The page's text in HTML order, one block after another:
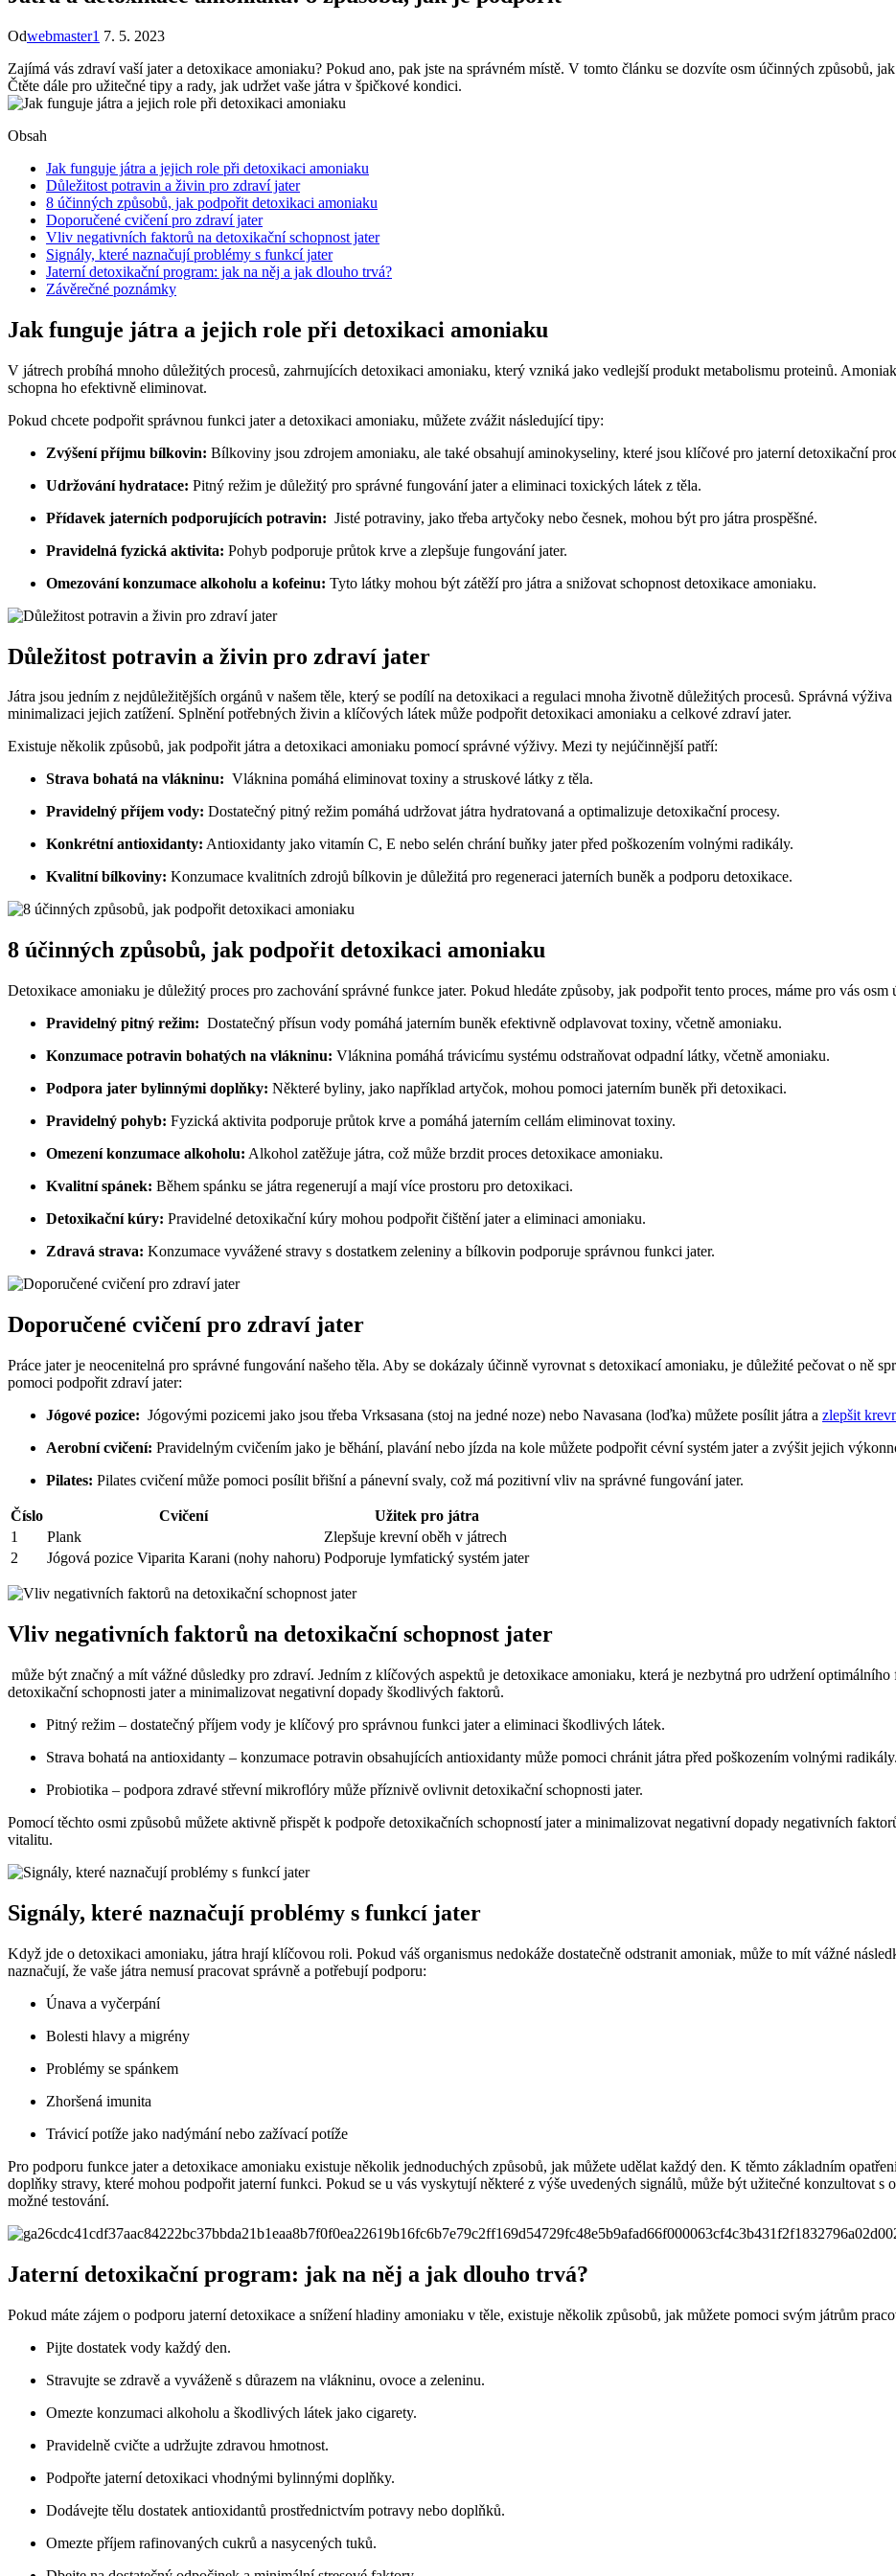
Odwebmaster1 7. 5. 2023
Zajímá ⁣vás zdraví vaší jater a detoxikace amoniaku? Pokud ‍ano, pak jste na správném‌ místě. V tomto ⁣článku se dozvíte osm účinných‍ způsobů,
Čtěte dále pro ‍užitečné tipy a rady, jak udržet ⁣vaše játra⁤ v špičkové ⁢kondici.
Obsah
Jak funguje játra⁤ a jejich role při detoxikaci amoniaku
Důležitost potravin‌ a živin pro ⁣zdraví ⁤jater
8 ‌účinných způsobů, jak podpořit⁢ detoxikaci ‌amoniaku
Doporučené cvičení pro‌ zdraví jater
Vliv ‌negativních faktorů na detoxikační ​schopnost jater
Signály, které naznačují problémy s funkcí jater
Jaterní detoxikační program: jak na něj a‌ jak dlouho trvá?
Závěrečné poznámky
Jak funguje játra⁤ a jejich role při detoxikaci amoniaku
V játrech probíhá ‍mnoho‍ důležitých procesů,⁣ zahrnujících detoxikaci ‌amoniaku, který vzniká jako vedlejší produkt metabolismu⁣ proteinů.
schopna ho efektivně eliminovat.
Pokud chcete⁤ podpořit⁤ správnou funkci jater a detoxikaci amoniaku, můžete zvážit následující ⁤tipy:
Zvýšení příjmu⁤ bílkovin: Bílkoviny‌ jsou⁤ zdrojem amoniaku, ale také obsahují aminokyseliny,⁤ které jsou klíčové ⁣pro jaterní detoxikační
Udržování hydratace: ‌Pitný ⁢režim je důležitý⁢ pro‍ správné fungování jater a eliminaci ⁤toxických látek z těla.
Přídavek jaterních podporujících potravin: ​ Jisté potraviny, jako třeba​ artyčoky nebo česnek, ‍mohou​ být ​pro játra prospěšné.
Pravidelná fyzická aktivita: Pohyb podporuje průtok krve a zlepšuje ⁤fungování jater.
Omezování konzumace alkoholu a kofeinu: ⁢Tyto látky ‍mohou‌ být⁢ zátěží pro játra a snižovat schopnost ⁤detoxikace amoniaku.
Důležitost potravin‌ a živin pro ⁣zdraví ⁤jater
Játra⁣ jsou jedním z⁤ nejdůležitějších ⁤orgánů v ⁣našem těle, který se podílí na detoxikaci a⁢ regulaci mnoha životně⁢ důležitých procesů. ⁤Správná
minimalizaci jejich⁤ zatížení. Splnění potřebných živin ‌a klíčových⁢ látek může podpořit detoxikaci amoniaku a celkové zdraví jater.
Existuje několik způsobů, jak podpořit ⁣játra a ‌detoxikaci amoniaku‌ pomocí správné výživy. Mezi ty⁣ nejúčinnější patří:
Strava​ bohatá ⁤na vlákninu: ‌ Vláknina pomáhá ​eliminovat toxiny a struskové ⁢látky z těla.
Pravidelný příjem vody: Dostatečný pitný režim​ pomáhá udržovat játra hydratovaná a optimalizuje detoxikační procesy.
Konkrétní antioxidanty: Antioxidanty⁤ jako vitamín‍ C, E nebo selén chrání buňky⁤ jater‍ před poškozením volnými radikály.
Kvalitní bílkoviny: Konzumace kvalitních zdrojů bílkovin je‍ důležitá pro regeneraci⁤ jaterních buněk a⁤ podporu ​detoxikace.
8 ‌účinných způsobů, jak podpořit⁢ detoxikaci ‌amoniaku
Detoxikace ⁤amoniaku je ⁤důležitý proces⁢ pro zachování správné funkce ⁢jater. Pokud hledáte způsoby, jak podpořit⁤ tento ⁢proces, máme pro vás⁤ osm
Pravidelný pitný⁤ režim: ​ Dostatečný přísun vody pomáhá⁤ jaterním ‌buněk efektivně odplavovat toxiny,⁣ včetně amoniaku.
Konzumace potravin bohatých na vlákninu: Vláknina pomáhá trávicímu systému odstraňovat odpadní ​látky, včetně amoniaku.
Podpora jater bylinnými doplňky: Některé byliny, jako ⁤například artyčok, mohou pomoci‌ jaterním buněk‍ při ‌detoxikaci.
Pravidelný pohyb: Fyzická ⁢aktivita‍ podporuje ⁣průtok krve a pomáhá jaterním cellám eliminovat⁣ toxiny.
Omezení konzumace alkoholu: Alkohol zatěžuje játra, což může brzdit ​proces‍ detoxikace ‍amoniaku.
Kvalitní ‌spánek: Během spánku ​se játra regenerují a mají více prostoru pro detoxikaci.
Detoxikační kúry: ⁤Pravidelné⁢ detoxikační kúry mohou podpořit čištění jater a eliminaci amoniaku.
Zdravá strava: Konzumace vyvážené stravy s dostatkem zeleniny ​a bílkovin podporuje správnou‌ funkci‌ jater.
Doporučené cvičení pro‌ zdraví jater
Práce ⁤jater ​je neocenitelná pro správné fungování ‍našeho těla. Aby se dokázaly ⁣účinně vyrovnat s detoxikací amoniaku, je důležité pečovat ⁣o ně⁣
pomoci podpořit zdraví⁣ jater:
Jógové pozice: ⁤ Jógovými pozicemi jako jsou třeba Vrksasana ‍(stoj na jedné noze) nebo Navasana (loďka) můžete posílit⁣ játra a zlepšit
Aerobní cvičení: Pravidelným cvičením jako⁣ je⁣ běhání, plavání nebo jízda na⁢ kole můžete⁣ podpořit ‍cévní systém‌ jater⁣ a ⁤zvýšit jejich
Pilates: Pilates ⁣cvičení může pomoci posílit břišní a pánevní svaly, což má pozitivní⁣ vliv na správné fungování ‌jater.
Číslo Cvičení
Užitek pro⁣ játra
1
Plank
Zlepšuje krevní oběh v játrech
2
Jógová pozice Viparita Karani (nohy​ nahoru) Podporuje lymfatický ⁢systém jater
Vliv ‌negativních faktorů na detoxikační ​schopnost jater
může být značný a mít ⁣vážné důsledky pro zdraví. Jedním z​ klíčových aspektů je detoxikace amoniaku,⁣ která ⁣je nezbytná⁢ pro udržení
detoxikační⁤ schopnosti jater ⁤a minimalizovat negativní dopady škodlivých faktorů.
Pitný⁤ režim⁣ – dostatečný příjem ‌vody je ‍klíčový pro správnou⁢ funkci jater‍ a⁢ eliminaci škodlivých látek.
Strava bohatá na antioxidanty‌ – konzumace ‍potravin obsahujících antioxidanty může pomoci chránit​ játra před poškozením volnými radikály.
Probiotika – ‍podpora zdravé střevní mikroflóry⁣ může příznivě ovlivnit detoxikační schopnosti jater.
Pomocí těchto osmi ‍způsobů můžete aktivně ‍přispět k podpoře detoxikačních schopností jater a minimalizovat negativní ⁣dopady negativních
vitalitu.
Signály, které naznačují problémy s funkcí jater
Když⁢ jde o detoxikaci amoniaku, játra ​hrají klíčovou‌ roli. Pokud váš organismus nedokáže dostatečně ‌odstranit amoniak, může to mít⁣ vážné
naznačují, že⁤ vaše játra nemusí pracovat správně a potřebují podporu:
Únava a vyčerpání
Bolesti hlavy⁣ a migrény
Problémy​ se ‍spánkem
Zhoršená imunita
Trávicí​ potíže jako nadýmání nebo zažívací potíže
Pro podporu funkce jater a detoxikace amoniaku existuje několik jednoduchých⁤ způsobů, jak⁢ můžete udělat každý den. K těmto​ základním
doplňky stravy, které mohou​ podpořit jaterní funkci. Pokud se ‌u vás vyskytují některé z výše uvedených signálů, může⁤ být užitečné konzultovat s
možné testování.
Jaterní detoxikační program: jak na něj a‌ jak dlouho trvá?
Pokud máte​ zájem o podporu⁢ jaterní detoxikace a snížení⁤ hladiny⁤ amoniaku v těle, existuje‍ několik⁤ způsobů, jak můžete pomoci svým játrům‌
Pijte dostatek vody​ každý den.
Stravujte ⁢se ⁢zdravě⁣ a vyváženě s důrazem na vlákninu, ovoce a zeleninu.
Omezte konzumaci alkoholu a ⁣škodlivých‌ látek jako cigarety.
Pravidelně cvičte a⁢ udržujte zdravou ⁣hmotnost.
Podpořte jaterní detoxikaci‌ vhodnými bylinnými doplňky.
Dodávejte ⁣tělu ‌dostatek antioxidantů prostřednictvím potravy nebo doplňků.
Omezte příjem ‌rafinovaných cukrů a ​nasycených ⁣tuků.